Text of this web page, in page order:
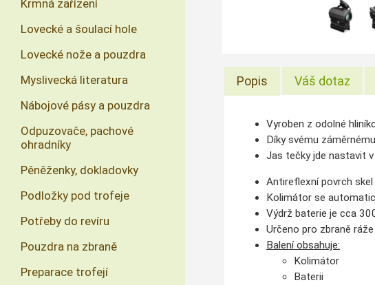
Popis Váš dotaz
Vyroben z odolné
Díky svému
Jas tečky jde nastavit
Antireflexní povrch
Kolimátor se
Výdrž baterie je cca
Určeno pro zbraně
Balení obsahuje:
Kolimátor
Baterii
Krmná zařízení
Lovecké a šoulací hole
Lovecké nože a pouzdra
Myslivecká literatura
Nábojové pásy a pouzdra
Odpuzovače, pachové
ohradníky
Pěněženky, dokladovky
Podložky pod trofeje
Potřeby do revíru
Pouzdra na zbraně
Preparace trofejí